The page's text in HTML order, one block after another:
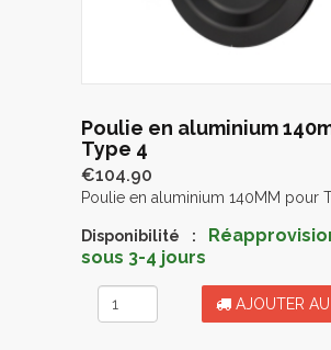
Poulie en aluminium
Type 4
€104.90
Poulie en aluminium 140MM pour
Disponibilité :
sous 3-4 jours
AJOUTER AU